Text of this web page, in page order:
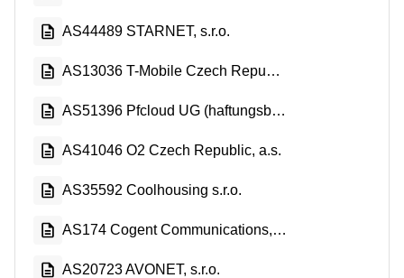
AS44489 STARNET, s.r.o.
AS13036 T-Mobile Czech Republic a.s.
AS51396 Pfcloud UG (haftungsbeschrankt)
AS41046 O2 Czech Republic, a.s.
AS35592 Coolhousing s.r.o.
AS174 Cogent Communications, LLC
AS20723 AVONET, s.r.o.